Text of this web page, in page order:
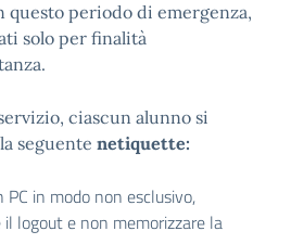
questo periodo di emergenza,
solo per finalità
ciascun alunno si
seguente netiquette:
PC in modo non esclusivo,
logout e non memorizzare la